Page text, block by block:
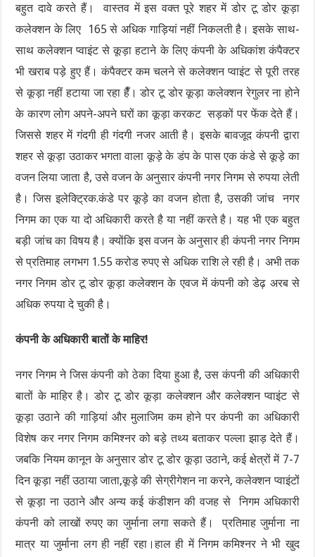
बहुत दावे करते हैं। वास्तव में इस वक्त पूरे शहर में डोर टू डोर कूड़ा
कलेक्शन के लिए 165 से अधिक गाड़ियां नहीं निकलती है। इसके साथ-
साथ कलेक्शन प्वाइंट से कूड़ा हटाने के लिए कंपनी के अधिकांश कंपैक्टर
भी खराब पड़े हुए हैं। कंपैक्टर कम चलने से कलेक्शन प्वाइंट से पूरी तरह
से कूड़ा नहीं हटाया जा रहा हैँ। डोर टू डोर कूड़ा कलेक्शन रेगुलर ना होने
के कारण लोग अपने-अपने घरों का कूड़ा करकट सड़कों पर फेंक देते हैं।
जिससे शहर में गंदगी ही गंदगी नजर आती है। इसके बावजूद कंपनी द्वारा
शहर से कूड़ा उठाकर भगता वाला कूड़े के डंप के पास एक कंडे से कूड़े का
वजन लिया जाता है, उसे वजन के अनुसार कंपनी नगर निगम से रुपया लेती
है। जिस इलेक्ट्रिक.कंडे पर कूड़े का वजन होता है, उसकी जांच नगर
निगम का एक या दो अधिकारी करते है या नहीं करते है। यह भी एक बहुत
बड़ी जांच का विषय है। क्योंकि इस वजन के अनुसार ही कंपनी नगर निगम
से प्रतिमाह लगभग 1.55 करोड रुपए से अधिक राशि ले रही है। अभी तक
नगर निगम डोर टू डोर कूड़ा कलेक्शन के एवज में कंपनी को डेढ़ अरब से
अधिक रुपया दे चुकी है।
कंपनी के अधिकारी बातों के माहिर!
नगर निगम ने जिस कंपनी को ठेका दिया हुआ है, उस कंपनी की अधिकारी
बातों के माहिर है। डोर टू डोर कूड़ा कलेक्शन और कलेक्शन प्वाइंट से
कूड़ा उठाने की गाड़ियां और मुलाजिम कम होने पर कंपनी का अधिकारी
विशेष कर नगर निगम कमिश्नर को बड़े तथ्य बताकर पल्ला झाड़ देते हैं।
जबकि नियम कानून के अनुसार डोर टू डोर कूड़ा उठाने, कई क्षेत्रों में 7-7
दिन कूड़ा नहीं उठाया जाता,कूड़े की सेग्रीगेशन ना करने, कलेक्शन प्वाइंटों
से कूड़ा ना उठाने और अन्य कई कंडीशन की वजह से निगम अधिकारी
कंपनी को लाखों रुपए का जुर्माना लगा सकते हैं। प्रतिमाह जुर्माना ना
मात्र या जुर्माना लग ही नहीं रहा।हाल ही में निगम कमिश्नर ने भी खुद